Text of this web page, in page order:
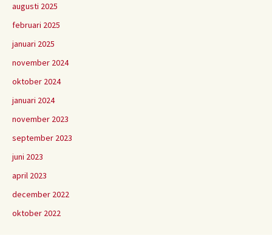
augusti 2025
februari 2025
januari 2025
november 2024
oktober 2024
januari 2024
november 2023
september 2023
juni 2023
april 2023
december 2022
oktober 2022